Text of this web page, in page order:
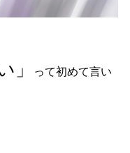
」
って初めて言い